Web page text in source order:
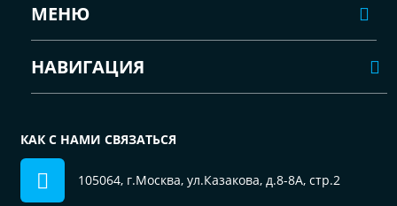
МЕНЮ
НАВИГАЦИЯ
КАК С НАМИ СВЯЗАТЬСЯ
105064, г.Москва, ул.Казакова, д.8-8А, стр.2